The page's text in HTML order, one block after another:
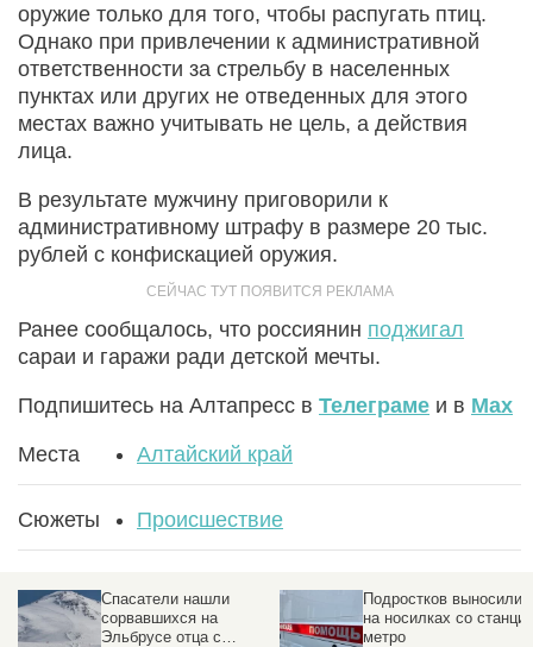
оружие только для того, чтобы распугать птиц.
Однако при привлечении к административной
ответственности за стрельбу в населенных
пунктах или других не отведенных для этого
местах важно учитывать не цель, а действия
лица.
В результате мужчину приговорили к
административному штрафу в размере 20 тыс.
рублей с конфискацией оружия.
Ранее сообщалось, что россиянин поджигал
сараи и гаражи ради детской мечты.
Подпишитесь на Алтапресс в Телеграме и в Max
Места Алтайский край
Сюжеты Происшествие
Подростков выносили
на носилках со станции
метро
Глобальный сбой
произошел работе Т-
Банка